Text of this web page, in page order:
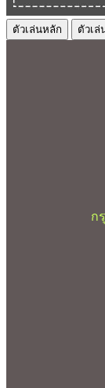
ตัวเล่นหลัก ตัวเล่
ก